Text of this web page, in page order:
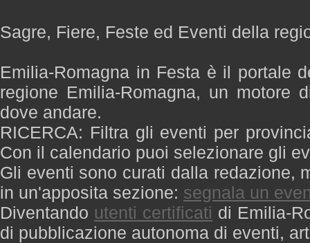
Sagre, Fiere, Feste ed Eventi della
Emilia-Romagna in Festa è il portale
regione Emilia-Romagna, un motore
dove andare.
RICERCA: Filtra gli eventi per
Con il calendario puoi selezionare gli
Gli eventi sono curati dalla redazione,
in un'apposita sezione: segnala un
Diventando utenti certificati di Emilia-
di pubblicazione autonoma di eventi,